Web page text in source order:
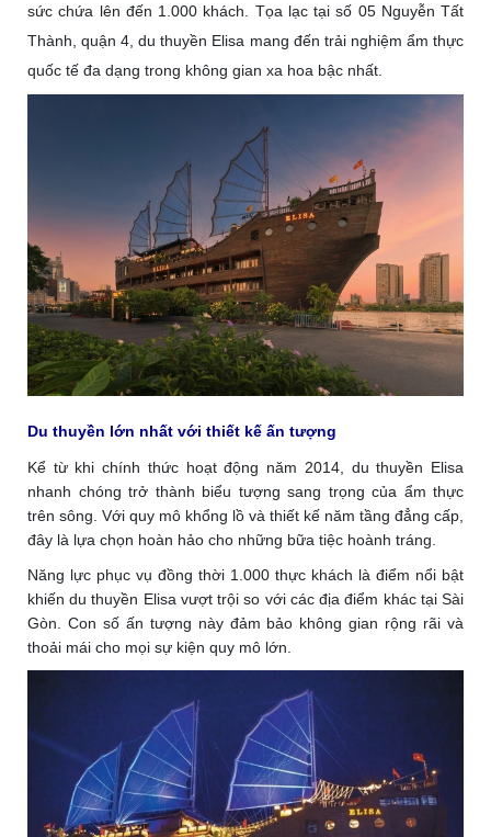
sức chứa lên đến 1.000 khách. Tọa lạc tại số 05 Nguyễn Tất
Thành, quận 4, du thuyền Elisa mang đến trải nghiệm ẩm thực
quốc tế đa dạng trong không gian xa hoa bậc nhất.
Du thuyền lớn nhất với thiết kế ấn tượng
Kể từ khi chính thức hoạt động năm 2014, du thuyền Elisa
nhanh chóng trở thành biểu tượng sang trọng của ẩm thực
trên sông. Với quy mô khổng lồ và thiết kế năm tầng đẳng cấp,
đây là lựa chọn hoàn hảo cho những bữa tiệc hoành tráng.
Năng lực phục vụ đồng thời 1.000 thực khách là điểm nổi bật
khiến du thuyền Elisa vượt trội so với các địa điểm khác tại Sài
Gòn. Con số ấn tượng này đảm bảo không gian rộng rãi và
thoải mái cho mọi sự kiện quy mô lớn.